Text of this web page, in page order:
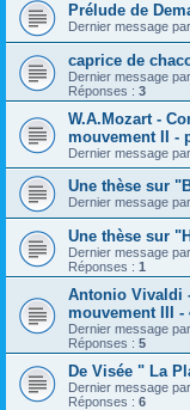
Prélude de
Dernier message par
caprice de
Dernier message par
Réponses : 3
W.A.Mozart -
mouvement II -
Dernier message par
Une thèse sur
Dernier message par
Une thèse sur
Dernier message par
Réponses : 1
Antonio Vivaldi
mouvement III -
Dernier message par
Réponses : 5
De Visée " La
Dernier message par
Réponses : 6